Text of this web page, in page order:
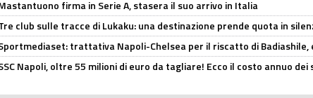
firma in Serie A, stasera il suo arrivo in Italia
club sulle tracce di Lukaku: una destinazione prende quota in
trattativa Napoli-Chelsea per il riscatto di Badiashile,
Napoli, oltre 55 milioni di euro da tagliare! Ecco il costo annuo